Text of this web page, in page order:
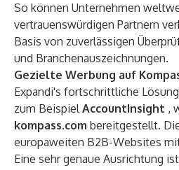
So können Unternehmen
vertrauenswürdigen Partnern
Basis von zuverlässigen
und Branchenauszeichnungen.
Gezielte Werbung auf
Expandi's fortschrittliche
zum BeispielAccountInsight ,
kompass.com bereitgestellt.
europaweiten B2B-Websites
Eine sehr genaue Ausrichtung